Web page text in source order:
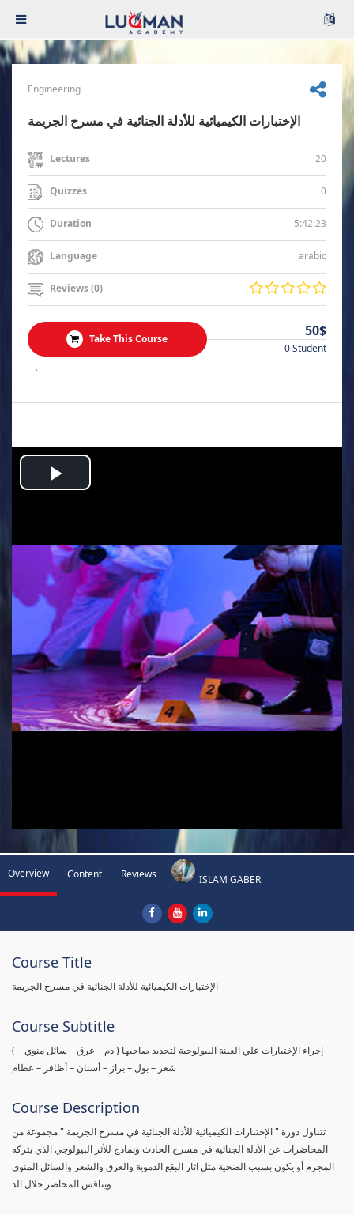
Engineering
الإختبارات الكيميائية للأدلة الجنائية في مسرح الجريمة
Lectures 20
Quizzes 0
Duration 5:42:23
Language arabic
Reviews (0)
Take This Course 50$
0 Student
.
Play
Overview Content Reviews ISLAM GABER
Course Title
الإختبارات الكيميائية للأدلة الجنائية في مسرح الجريمة
Course Subtitle
( إجراء الإختبارات علي العينة البيولوجية لتحديد صاحبها ( دم – عرق – سائل منوي –
شعر – بول – براز – أسنان – أظافر – عظام
Course Description
تتناول دورة " الإختبارات الكيميائية للأدلة الجنائية في مسرح الجريمة " مجموعة من
المحاضرات عن الأدلة الجنائية في مسرح الحادث ونماذج للأثر البيولوجي الذي يتركه
المجرم أو يكون بسبب الضحية مثل اثار البقع الدموية والعرق والشعر والسائل المنوي
ويناقش المحاضر خلال الد